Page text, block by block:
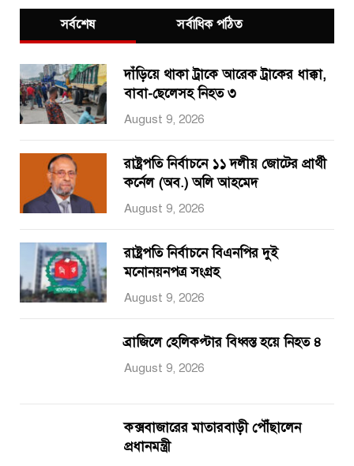
সর্বশেষ সর্বাধিক পঠিত
দাঁড়িয়ে থাকা ট্রাকে আরেক ট্রাকের ধাক্কা,
বাবা-ছেলেসহ নিহত ৩
August 9, 2026
রাষ্ট্রপতি নির্বাচনে ১১ দলীয় জোটের প্রার্থী
কর্নেল (অব.) অলি আহমেদ
August 9, 2026
রাষ্ট্রপতি নির্বাচনে বিএনপির দুই
মনোনয়নপত্র সংগ্রহ
August 9, 2026
ব্রাজিলে হেলিকপ্টার বিধ্বস্ত হয়ে নিহত ৪
August 9, 2026
কক্সবাজারের মাতারবাড়ী পৌঁছালেন
প্রধানমন্ত্রী